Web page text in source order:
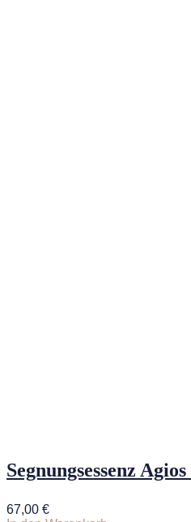
Segnungsessenz
67,00 €